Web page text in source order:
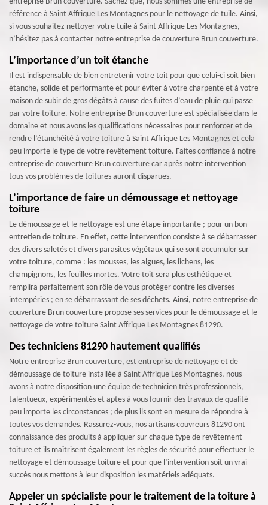
référence à Saint Affrique Les Montagnes pour le nettoyage de tuile. Ainsi,
si vous souhaitez nettoyer votre tuile à Saint Affrique Les Montagnes,
n’hésitez pas à contacter notre entreprise de couverture Brun couverture.
L’importance d’un toit étanche
Il est indispensable de bien entretenir votre toit pour que celui-ci soit bien
étanche, solide et performante et pour éviter à votre charpente et à votre
maison de subir de gros dégâts à cause des fuites d’eau de pluie qui passe
par votre toiture. Notre entreprise Brun couverture est spécialisée dans le
domaine et nous avons les qualifications nécessaires pour renforcer et de
rendre l’étanchéité à votre toiture à Saint Affrique Les Montagnes et cela
peu importe le type de votre revêtement toiture. Faites confiance à notre
entreprise de couverture Brun couverture car après notre intervention
tous vos problèmes de toitures auront disparues.
L’importance de faire un démoussage et nettoyage
toiture
Le démoussage et le nettoyage est une étape importante ; pour un bon
entretien de toiture. En effet, cette intervention consiste à se débarrasser
des divers saletés et divers parasites végétaux qui se sont accumuler sur
votre toiture, comme : les mousses, les algues, les lichens, les
champignons, les feuilles mortes. Votre toit sera plus esthétique et
remplira parfaitement son rôle de vous protéger contre les diverses
intempéries ; en se débarrassant de ses déchets. Ainsi, notre entreprise de
couverture Brun couverture propose ses services pour le démoussage et le
nettoyage de votre toiture Saint Affrique Les Montagnes 81290.
Des techniciens 81290 hautement qualifiés
Notre entreprise Brun couverture, est entreprise de nettoyage et de
démoussage de toiture installée à Saint Affrique Les Montagnes, nous
avons à notre disposition une équipe de technicien très professionnels,
talentueux, expérimentés et aptes à vous fournir des travaux de qualité
peu importe les circonstances ; de plus ils sont en mesure de répondre à
toutes vos demandes. Rassurez-vous, nos artisans couvreurs 81290 ont
connaissance des produits à appliquer sur chaque type de revêtement
toiture et ils maîtrisent également les règles de sécurité pour effectuer le
nettoyage et démoussage toiture et pour que l’intervention soit un vrai
succès nous mettons à leur disposition les matériels adéquats.
Appeler un spécialiste pour le traitement de la toiture à